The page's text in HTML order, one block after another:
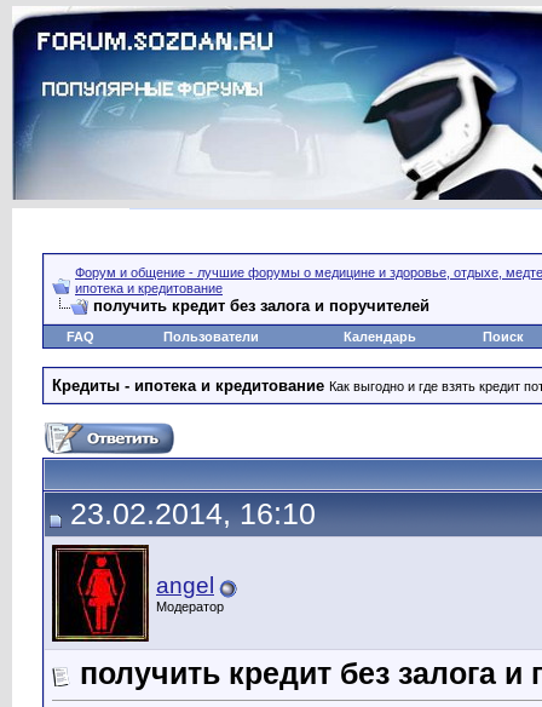
Форум и общение - лучшие форумы о медицине и здоровье, отдыхе,
ипотека и кредитование
получить кредит без залога и поручителей
FAQ Пользователи Календарь Поиск
Кредиты - ипотека и кредитование Как выгодно и где взять кредит
23.02.2014, 16:10
angel
Модератор
получить кредит без залога и